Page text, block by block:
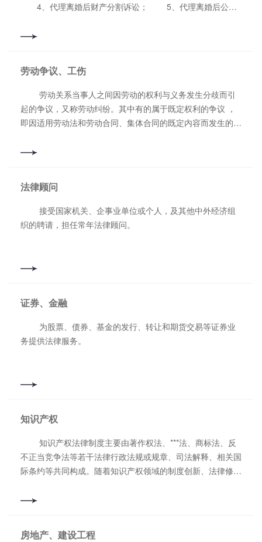
4、代理离婚后财产分割诉讼； 5、代理离婚后公司
7、代理探望权诉讼； 8、代理财产分割、离婚生
重婚、***、遗弃、家庭暴力刑事案件。
劳动争议、工伤
起的争议，又称劳动纠纷。其中有的属于既定权利的争议 ，
即因适用劳动法和劳动合同、集体合同的既定内容而发生的争
动条件而发生的争议。 工伤，又称为产业伤害、职业伤
害。 接受委托，为劳动争议、工伤纠纷当事人提供法律
服务。
法律顾问
织的聘请，担任常年法律顾问。
证券、金融
务提供法律服务。
知识产权
不正当竞争法等若干法律行政法规或规章、司法解释、相关国
际条约等共同构成。随着知识产权领域的制度创新、法律修订
出现，这极大地丰富了知识产权法学研究内容，知识产权法学
房地产、建设工程